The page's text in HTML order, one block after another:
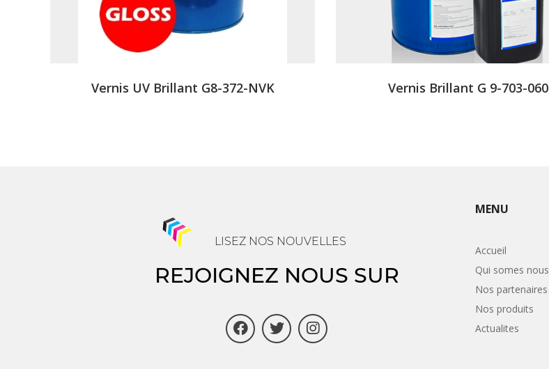
Vernis UV Brillant G8-372-NVK Vernis Brillant G 9-703-060
LISEZ NOS NOUVELLES
REJOIGNEZ NOUS SUR
MENU
Accueil
Qui somes nous
Nos partenaires
Nos produits
Actualites